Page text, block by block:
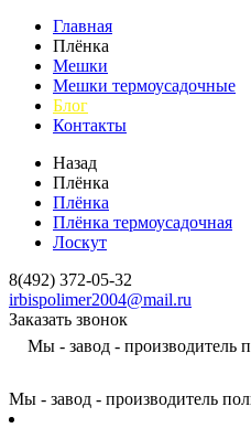
Главная
Плёнка
Мешки
Мешки термоусадочные
Блог
Контакты
Назад
Плёнка
Плёнка
Плёнка термоусадочная
Лоскут
8(492) 372-05-32
irbispolimer2004@mail.ru
Заказать звонок
Мы - завод - производитель
Мы - завод - производитель